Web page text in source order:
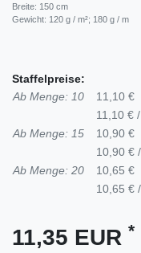
Breite: 150 cm
Gewicht: 120 g / m²; 180 g / m
Staffelpreise:
Ab Menge: 10
11,10 €
11,10 €
Ab Menge: 15
10,90 €
10,90 €
Ab Menge: 20
10,65 €
10,65 €
11,35 EUR *